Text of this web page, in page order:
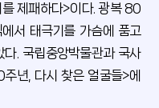
제패하다>이다. 광복 80
서 태극기를 가슴에 품고
. 국립중앙박물관과 국사
년, 다시 찾은 얼굴들>에